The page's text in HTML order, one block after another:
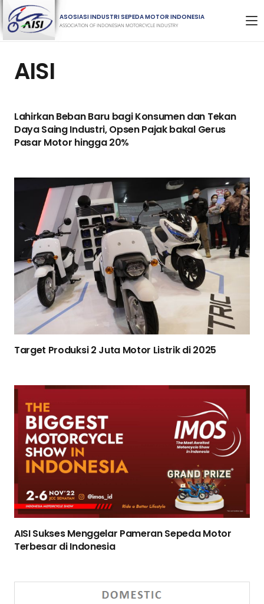
ASOSIASI INDUSTRI SEPEDA MOTOR INDONESIA
ASSOCIATION OF INDONESIAN MOTORCYCLE INDUSTRY
AISI
Lahirkan Beban Baru bagi Konsumen dan Tekan
Daya Saing Industri, Opsen Pajak bakal Gerus
Pasar Motor hingga 20%
Target Produksi 2 Juta Motor Listrik di 2025
AISI Sukses Menggelar Pameran Sepeda Motor
Terbesar di Indonesia